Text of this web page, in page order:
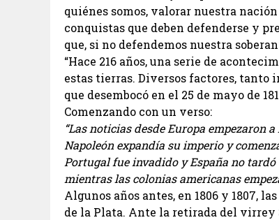
quiénes somos, valorar nuestra
conquistas que deben defenderse y
que, si no defendemos nuestra
“Hace 216 años, una serie de
estas tierras. Diversos factores, tanto
que desembocó en el 25 de mayo de
Comenzando con un verso:
“Las noticias desde Europa empezaron a
Napoleón expandía su imperio y
Portugal fue invadido y España no tardó
mientras las colonias americanas
Algunos años antes, en 1806 y 1807,
de la Plata. Ante la retirada del